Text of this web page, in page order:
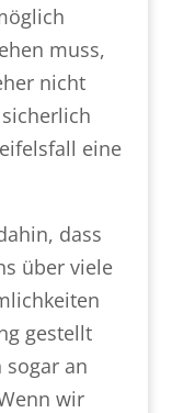
muss,
nicht
eine
dass
über viele
gestellt
sogar an
wir